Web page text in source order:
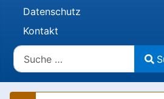
Datenschutz
Kontakt
Suchen
Type 2 or more characters for